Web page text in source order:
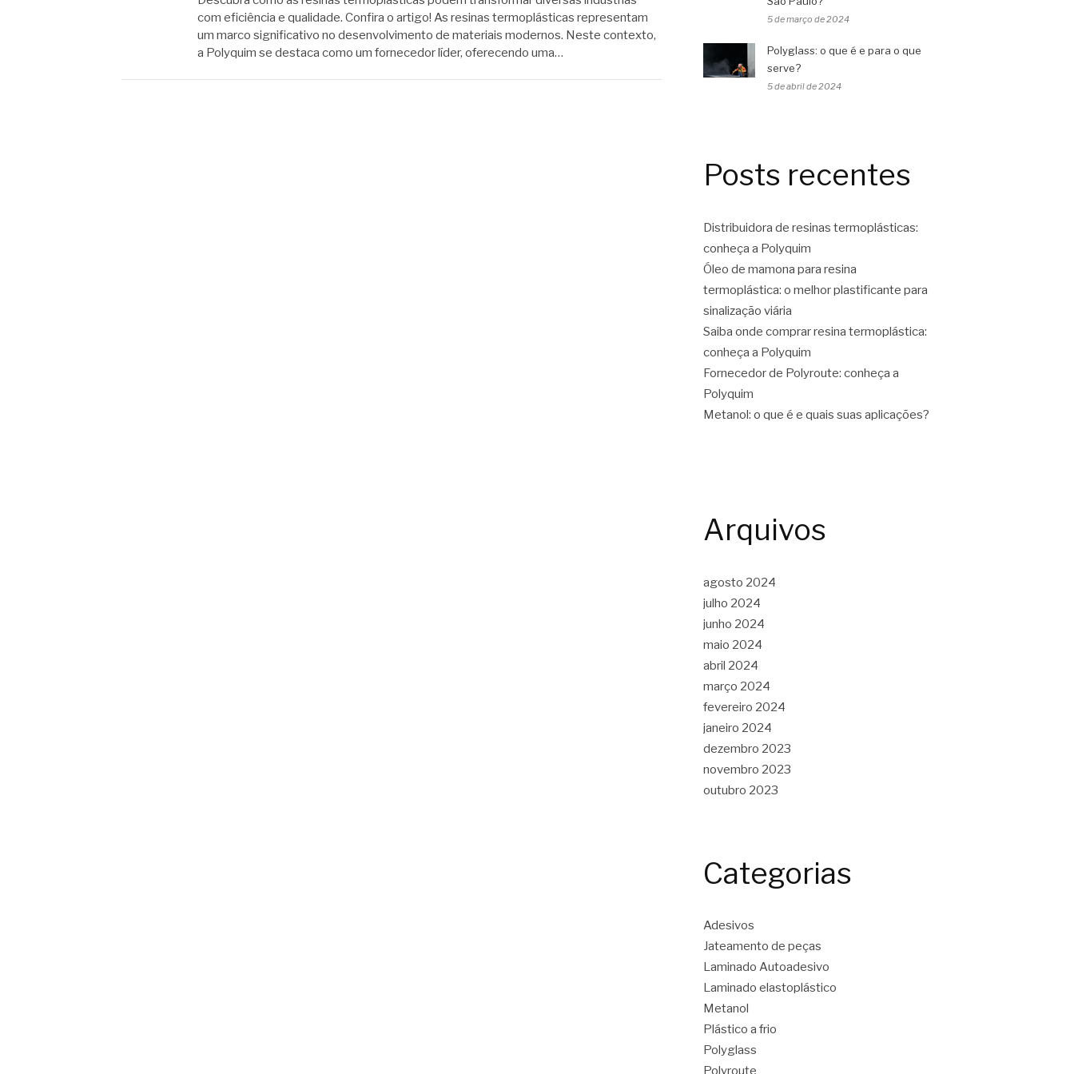
com eficiência e qualidade. Confira o artigo! As resinas termoplásticas representam
um marco significativo no desenvolvimento de materiais modernos. Neste contexto,
a Polyquim se destaca como um fornecedor líder, oferecendo uma…
5 de março de 2024
Polyglass: o que é e para o que
serve?
5 de abril de 2024
Posts recentes
Distribuidora de resinas termoplásticas:
conheça a Polyquim
Óleo de mamona para resina
termoplástica: o melhor plastificante para
sinalização viária
Saiba onde comprar resina termoplástica:
conheça a Polyquim
Fornecedor de Polyroute: conheça a
Polyquim
Metanol: o que é e quais suas aplicações?
Arquivos
agosto 2024
julho 2024
junho 2024
maio 2024
abril 2024
março 2024
fevereiro 2024
janeiro 2024
dezembro 2023
novembro 2023
outubro 2023
Categorias
Adesivos
Jateamento de peças
Laminado Autoadesivo
Laminado elastoplástico
Metanol
Plástico a frio
Polyglass
Polyroute